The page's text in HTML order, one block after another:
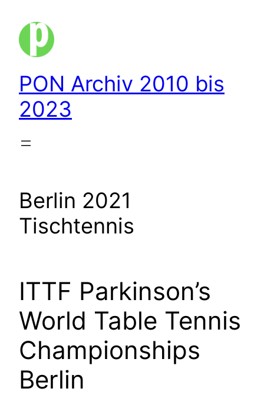
Inhalt
springen
PON Archiv 2010 bis
2023
Berlin 2021
Tischtennis
ITTF Parkinson’s
World Table Tennis
Championships
Berlin